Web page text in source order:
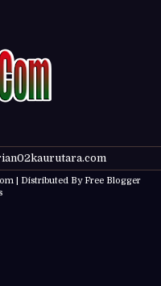
| Distributed ByFree Blogger